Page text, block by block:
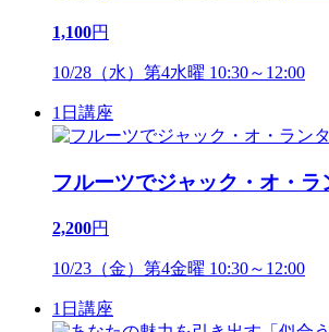
1,100円
10/28（水）第4水曜 10:30～12:00
1日講座
フルーツでジャック・オ・
2,200円
10/23（金）第4金曜 10:30～12:00
1日講座